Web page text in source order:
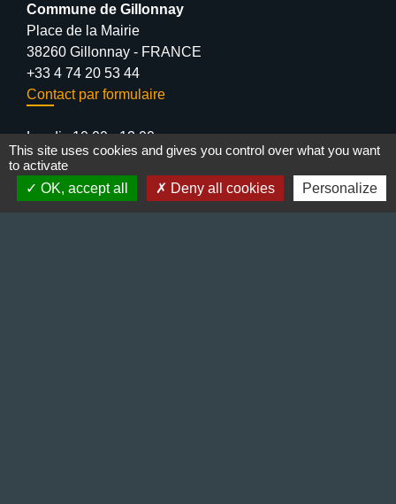
Commune de Gillonnay
Place de la Mairie
38260 Gillonnay - FRANCE
+33 4 74 20 53 44
Contact par formulaire
Lundi : 10:00 - 12:00
Mercredi : 13:30 - 16:30
Vendredi : 10:00 - 12:00 / 15:00 - 18:00
This site uses cookies and gives you control over what you want
to activate
OK, accept all
Deny all cookies Personalize